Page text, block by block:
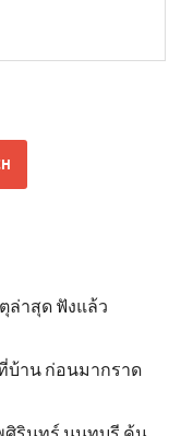
ล่าสุด ฟังแล้ว
บ้าน ก่อนมากราด